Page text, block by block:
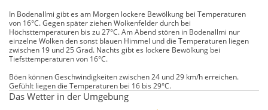
In Bodenallmi gibt es am Morgen lockere Bewölkung bei Temperaturen
von 16°C. Gegen später ziehen Wolkenfelder durch bei
Höchsttemperaturen bis zu 27°C. Am Abend stören in Bodenallmi nur
einzelne Wolken den sonst blauen Himmel und die Temperaturen liegen
zwischen 19 und 25 Grad. Nachts gibt es lockere Bewölkung bei
Tiefsttemperaturen von 16°C.
Böen können Geschwindigkeiten zwischen 24 und 29 km/h erreichen.
Gefühlt liegen die Temperaturen bei 16 bis 29°C.
Das Wetter in der Umgebung